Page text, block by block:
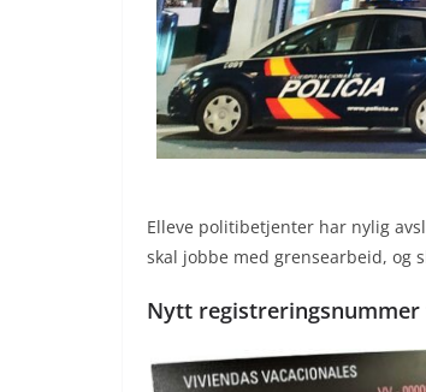
Elleve politibetjenter har nylig
skal jobbe med grensearbeid, og
Nytt